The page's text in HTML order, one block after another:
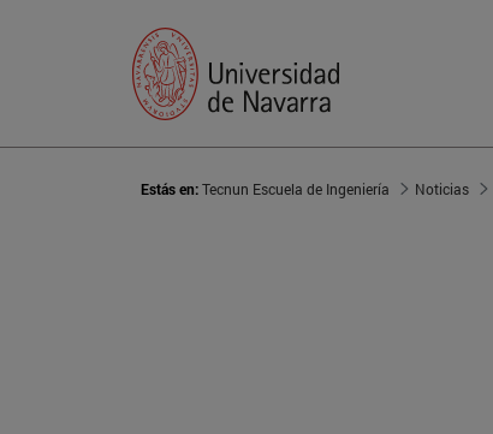
Estás en:Tecnun Escuela de Ingeniería Noticias